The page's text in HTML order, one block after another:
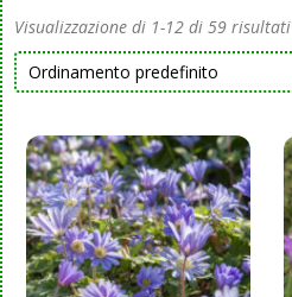
Visualizzazione di 1-12 di 59 risultati